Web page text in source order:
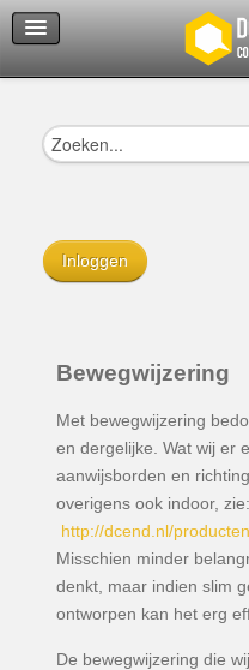
Inloggen
Bewegwijzering
Met bewegwijzering
en dergelijke. Wat wij er
aanwijsborden en
overigens ook indoor, zie:
http://dcend.nl/
Misschien minder
denkt, maar indien slim
ontworpen kan het erg
De bewegwijzering die